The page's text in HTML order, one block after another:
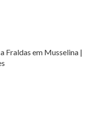
Fraldas em Musselina |